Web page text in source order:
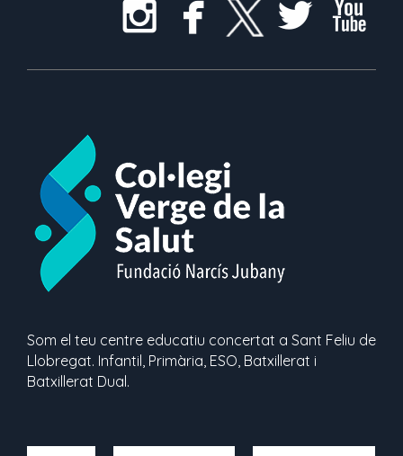
Som el teu centre educatiu concertat a Sant Feliu de
Llobregat. Infantil, Primària, ESO, Batxillerat i
Batxillerat Dual.